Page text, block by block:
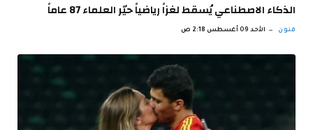
الذكاء الاصطناعي يُسقط لغزاً رياضياً حيّر العلماء 87 عاماً
فنون الأحد 09 أغسطس 2:18 ص